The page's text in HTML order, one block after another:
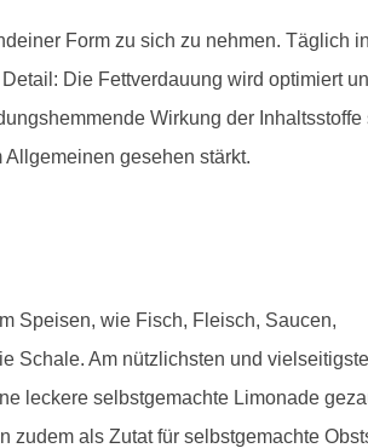
Form zu sich zu nehmen. Täglich in
Die Fettverdauung wird optimiert
Wirkung der Inhaltsstoffe
gesehen stärkt.
Speisen, wie Fisch, Fleisch, Saucen,
Schale. Am nützlichsten und
leckere selbstgemachte Limonade
als Zutat für selbstgemachte